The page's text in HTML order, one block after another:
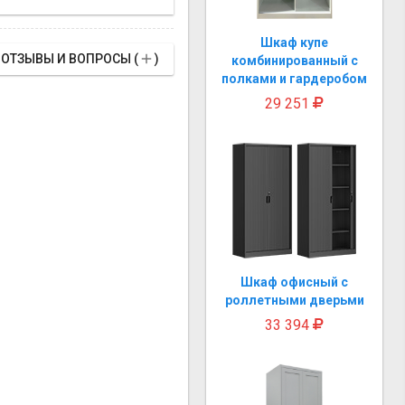
И ВОПРОСЫ ()
Шкаф купе
комбинированный с
полками и гардеробом
29 251
Шкаф офисный с
роллетными дверьми
33 394